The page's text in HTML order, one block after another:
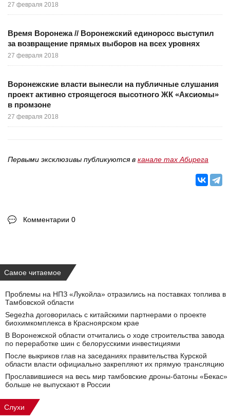
27 февраля 2018
Время Воронежа // Воронежский единоросс выступил
за возвращение прямых выборов на всех уровнях
27 февраля 2018
Воронежские власти вынесли на публичные слушания
проект активно строящегося высотного ЖК «Аксиомы»
в промзоне
27 февраля 2018
Первыми эксклюзивы публикуются в канале max Абирега
Комментарии 0
Самое читаемое
Проблемы на НПЗ «Лукойла» отразились на поставках топлива в
Тамбовской области
Segezha договорилась с китайскими партнерами о проекте
биохимкомплекса в Красноярском крае
В Воронежской области отчитались о ходе строительства завода
по переработке шин с белорусскими инвестициями
После выкриков глав на заседаниях правительства Курской
области власти официально закрепляют их прямую трансляцию
Прославившиеся на весь мир тамбовские дроны-батоны «Бекас»
больше не выпускают в России
Слухи